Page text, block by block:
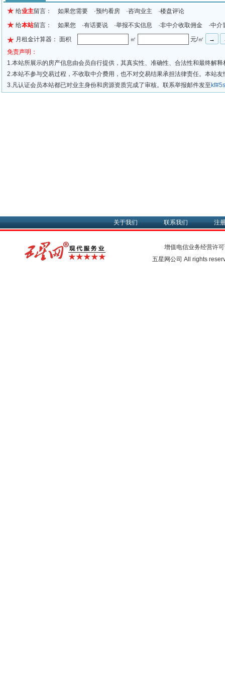
给业主留言： 如果您需要 ·预约看房 ·咨询业主 ·楼盘评论
给本站留言： 如果您 ·有话要说 ·举报不实信息 ·非中介收取佣金 ·中介
月租金计算器： 面积
㎡
元/㎡
免责声明：
1.本站所展示的房产信息由会员自行提供，其真实性、准确性、合法性和最终解
2.本站不参与交易过程，不收取中介费用，也不对交易结果承担法律责任。本站
3.凡认证会员本站都已对业主身份和房源资质完成了审核。联系举报邮件发至
关于我们 联系我们 注
增值电信业务经营许
五星网公司 All rights